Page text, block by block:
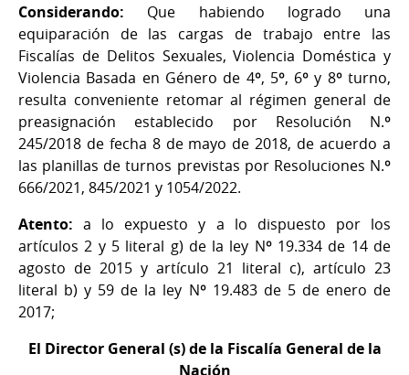
Considerando: Que habiendo logrado una
equiparación de las cargas de trabajo entre las
Fiscalías de Delitos Sexuales, Violencia Doméstica y
Violencia Basada en Género de 4º, 5º, 6º y 8º turno,
resulta conveniente retomar al régimen general de
preasignación establecido por Resolución N.º
245/2018 de fecha 8 de mayo de 2018, de acuerdo a
las planillas de turnos previstas por Resoluciones N.º
666/2021, 845/2021 y 1054/2022.
Atento: a lo expuesto y a lo dispuesto por los
artículos 2 y 5 literal g) de la ley Nº 19.334 de 14 de
agosto de 2015 y artículo 21 literal c), artículo 23
literal b) y 59 de la ley Nº 19.483 de 5 de enero de
2017;
El Director General (s) de la Fiscalía General de la
Nación